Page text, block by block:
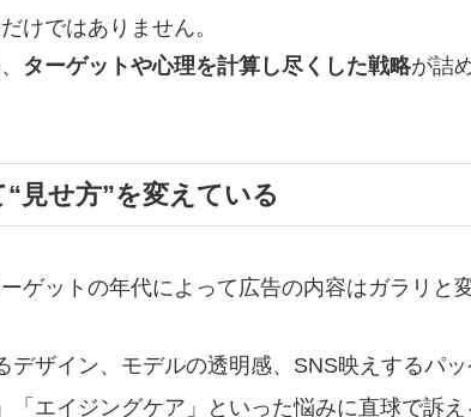
けではありません。
ターゲットや心理を計算し尽くした戦略が詰
見せ方”を変えている
ゲットの年代によって広告の内容はガラリと
デザイン、モデルの透明感、SNS映えするパ
「エイジングケア」といった悩みに直球で訴